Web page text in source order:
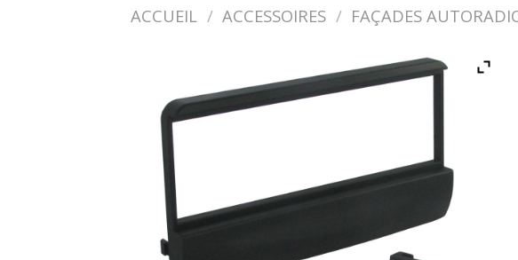
ACCUEIL / ACCESSOIRES / FAÇADES